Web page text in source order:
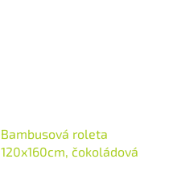
Bambusová roleta
120x160cm, čokoládová